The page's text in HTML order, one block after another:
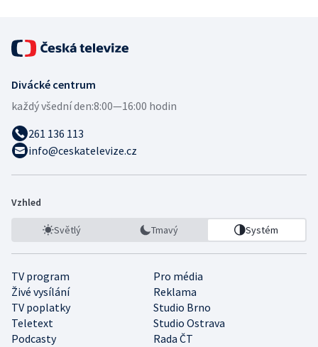
Divácké centrum
každý všední den:8:00—16:00 hodin
261 136 113
info@ceskatelevize.cz
Vzhled
Světlý Tmavý Systém
TV program
Pro média
Živé vysílání
Reklama
TV poplatky
Studio Brno
Teletext
Studio Ostrava
Podcasty
Rada ČT